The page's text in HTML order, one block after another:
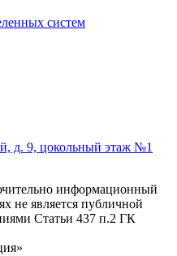
систем
д. 9, цокольный этаж №1
информационный
не является публичной
Статьи 437 п.2 ГК